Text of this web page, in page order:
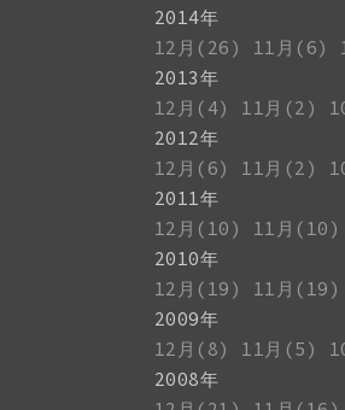
2014年
12月(26)
11月(6)
2013年
12月(4)
11月(2)
2012年
12月(6)
11月(2)
2011年
12月(10)
11月(10)
2010年
12月(19)
11月(19)
2009年
12月(8)
11月(5)
2008年